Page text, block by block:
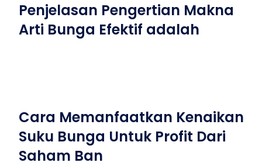
Penjelasan Pengertian Makna
Arti Bunga Efektif adalah
Cara Memanfaatkan Kenaikan
Suku Bunga Untuk Profit Dari
Saham Ban